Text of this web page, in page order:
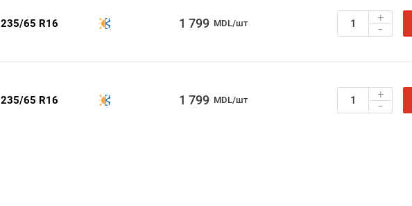
235/65 R16 1 799 MDL/шт +
-
235/65 R16 1 799 MDL/шт +
-